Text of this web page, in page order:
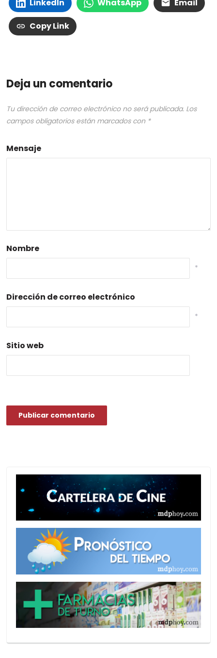
LinkedIn WhatsApp Email
Copy Link
Deja un comentario
Tu dirección de correo electrónico no será publicada. Los
campos obligatorios están marcados con *
Mensaje
Nombre
*
Dirección de correo electrónico
*
Sitio web